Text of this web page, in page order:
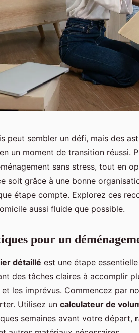
peut sembler un défi, mais des
un moment de transition réussi.
sans stress, tout en
soit grâce à une bonne
étape compte. Explorez ces
aussi fluide que possible.
pour un
détaillé est une étape
des tâches claires à accomplir
et les imprévus. Commencez par
Utilisez un calculateur de
semaines avant votre départ,